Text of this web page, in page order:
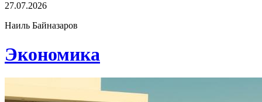
27.07.2026
Наиль Байназаров
Экономика